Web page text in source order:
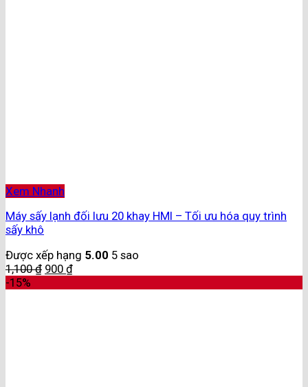
Xem Nhanh
Máy sấy lạnh đối lưu 20 khay HMI – Tối ưu hóa quy trình
sấy khô
Được xếp hạng 5.00 5 sao
1,100₫ 900 ₫
-15%